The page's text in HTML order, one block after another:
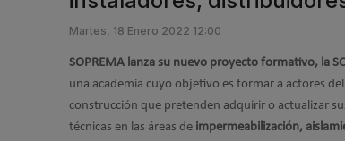
Martes, 18 Enero 2022 12:00
SOPREMA lanza su nuevo proyecto formativo, la
una academia cuyo objetivo es formar a actores
construcción que pretenden adquirir o actualizar
técnicas en las áreas de impermeabilización,